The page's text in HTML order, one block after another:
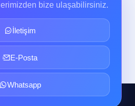
bize ulaşabilirsiniz.
İletişim
E-Posta
Whatsapp